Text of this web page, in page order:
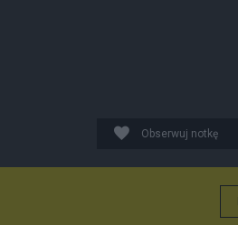
Obserwuj notkę